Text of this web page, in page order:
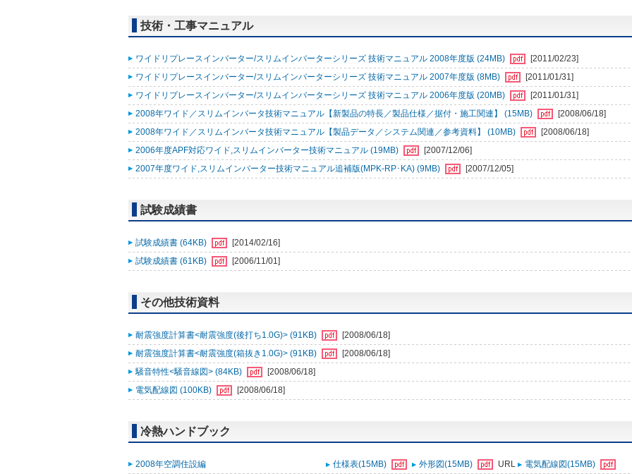
技術・工事マニュアル
ワイドリプレースインバーター/スリムインバーターシリーズ 技術マニュアル 2008年度版 (24MB)
[2011/02/23]
ワイドリプレースインバーター/スリムインバーターシリーズ 技術マニュアル 2007年度版 (8MB)
[2011/01/31]
ワイドリプレースインバーター/スリムインバーターシリーズ 技術マニュアル 2006年度版 (20MB)
[2011/01/31]
2008年ワイド／スリムインバータ技術マニュアル【新製品の特長／製品仕様／据付・施工関連】 (15MB)
[2008/06/18]
2008年ワイド／スリムインバータ技術マニュアル【製品データ／システム関連／参考資料】 (10MB)
[2008/06/18]
2006年度APF対応ワイド,スリムインバーター技術マニュアル (19MB)
[2007/12/06]
2007年度ワイド,スリムインバーター技術マニュアル追補版(MPK-RP･KA) (9MB)
[2007/12/05]
試験成績書
試験成績書 (64KB)
[2014/02/16]
試験成績書 (61KB)
[2006/11/01]
その他技術資料
耐震強度計算書<耐震強度(後打ち1.0G)> (91KB)
[2008/06/18]
耐震強度計算書<耐震強度(箱抜き1.0G)> (91KB)
[2008/06/18]
騒音特性<騒音線図> (84KB)
[2008/06/18]
電気配線図 (100KB)
[2008/06/18]
冷熱ハンドブック
2008年空調住設編 仕様表(15MB) 外形図(15MB) URL 電気配線図(15MB)